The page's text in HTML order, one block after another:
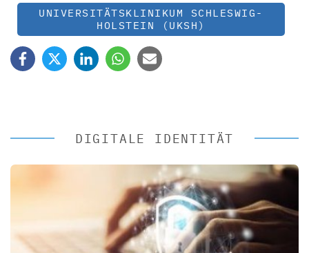
UNIVERSITÄTSKLINIKUM SCHLESWIG-
HOLSTEIN (UKSH)
DIGITALE IDENTITÄT